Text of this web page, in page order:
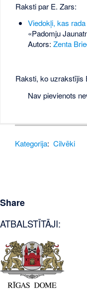
Raksti par E. Zars:
Viedokļi, kas
«Padomju
Autors: Zenta
Raksti, ko uzrakstījis
Nav pievienots
Kategorija: Cilvēki
Share
ATBALSTĪTĀJI: